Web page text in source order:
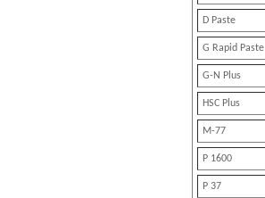
D Paste
G Rapid Paste
G-N Plus
HSC Plus
M-77
P 1600
P 37